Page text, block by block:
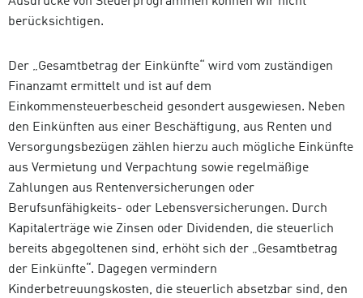
berücksichtigen.
Der „Gesamtbetrag der Einkünfte“ wird vom zuständigen
Finanzamt ermittelt und ist auf dem
Einkommensteuerbescheid gesondert ausgewiesen. Neben
den Einkünften aus einer Beschäftigung, aus Renten und
Versorgungsbezügen zählen hierzu auch mögliche Einkünfte
aus Vermietung und Verpachtung sowie regelmäßige
Zahlungen aus Rentenversicherungen oder
Berufsunfähigkeits- oder Lebensversicherungen. Durch
Kapitalerträge wie Zinsen oder Dividenden, die steuerlich
bereits abgegoltenen sind, erhöht sich der „Gesamtbetrag
der Einkünfte“. Dagegen vermindern
Kinderbetreuungskosten, die steuerlich absetzbar sind, den